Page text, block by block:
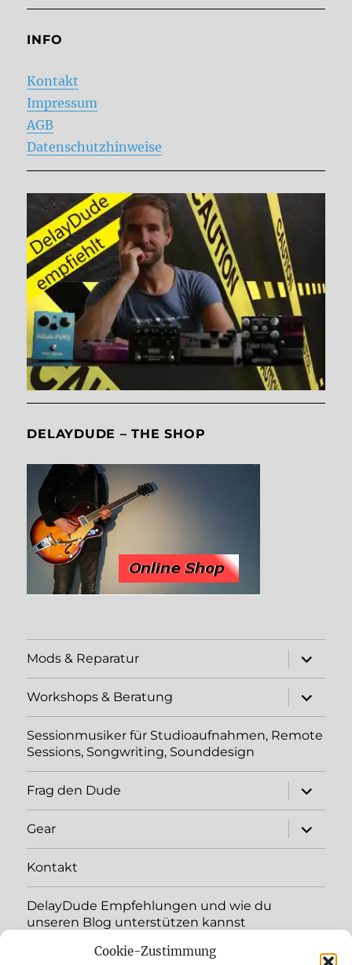
Cookie-Zustimmung
INFO
Kontakt
Impressum
AGB
Datenschutzhinweise
DELAYDUDE – THE SHOP
Mods & Reparatur
öffnen
Workshops & Beratung
öffnen
Sessionmusiker für Studioaufnahmen, Remote
Sessions, Songwriting, Sounddesign
Frag den Dude
öffnen
Gear
öffnen
Kontakt
DelayDude Empfehlungen und wie du
unseren Blog unterstützen kannst